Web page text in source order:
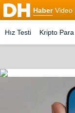
Haber Video
Hız Testi Kripto Para